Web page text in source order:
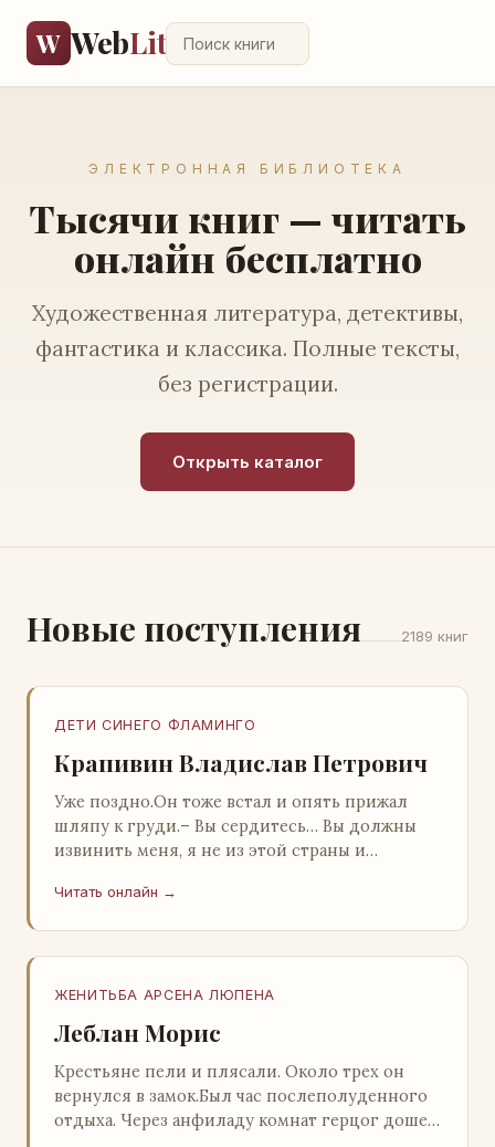
W WebLit
ЭЛЕКТРОННАЯ БИБЛИОТЕКА
Тысячи книг — читать
онлайн бесплатно
Художественная литература, детективы,
фантастика и классика. Полные тексты,
без регистрации.
Открыть каталог
Новые поступления 2189 книг
ДЕТИ СИНЕГО ФЛАМИНГО
Крапивин Владислав Петрович
Уже поздно.Он тоже встал и опять прижал
шляпу к груди.– Вы сердитесь… Вы должны
извинить меня, я не из этой страны и
прошу: выс…
Читать онлайн →
ЖЕНИТЬБА АРСЕНА ЛЮПЕНА
Леблан Морис
Крестьяне пели и плясали. Около трех он
вернулся в замок.Был час послеполуденного
отдыха. Через анфиладу комнат герцог дошел